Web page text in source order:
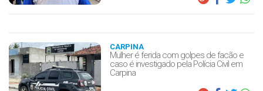
CARPINA
Mulher é ferida com golpes de facão e
caso é investigado pela Polícia Civil em
Carpina